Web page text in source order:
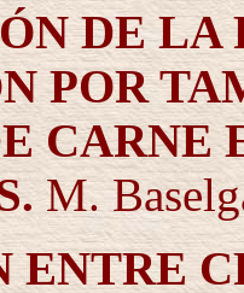
DE LA
POR
CARNE
M.
ENTRE